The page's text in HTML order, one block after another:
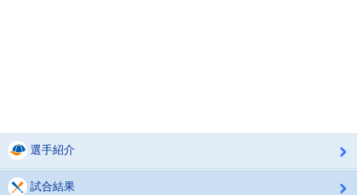
選手紹介
試合結果